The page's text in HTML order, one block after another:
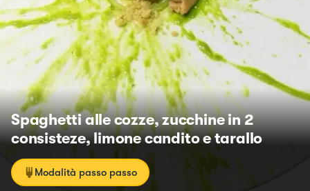
Spaghetti alle cozze, zucchine in 2
consisteze, limone candito e tarallo
Modalità passo passo